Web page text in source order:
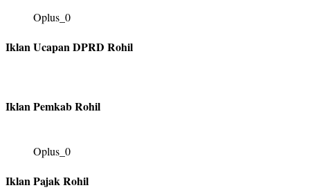
Oplus_0
Iklan Ucapan DPRD Rohil
Iklan Pemkab Rohil
Oplus_0
Iklan Pajak Rohil